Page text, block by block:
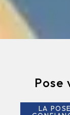
Pose
LA